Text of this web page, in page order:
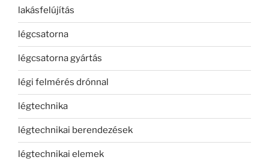
lakásfelújítás
légcsatorna
légcsatorna gyártás
légi felmérés drónnal
légtechnika
légtechnikai berendezések
légtechnikai elemek